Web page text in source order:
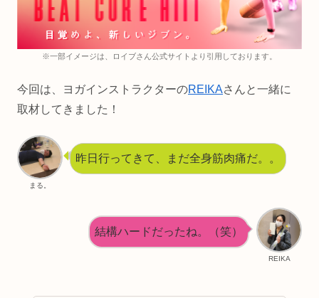
※一部イメージは、ロイブさん公式サイトより引用しております。
今回は、ヨガインストラクターのREIKAさんと一緒に
取材してきました！
まる。
昨日行ってきて、まだ全身筋肉痛だ。。
REIKA
結構ハードだったね。（笑）